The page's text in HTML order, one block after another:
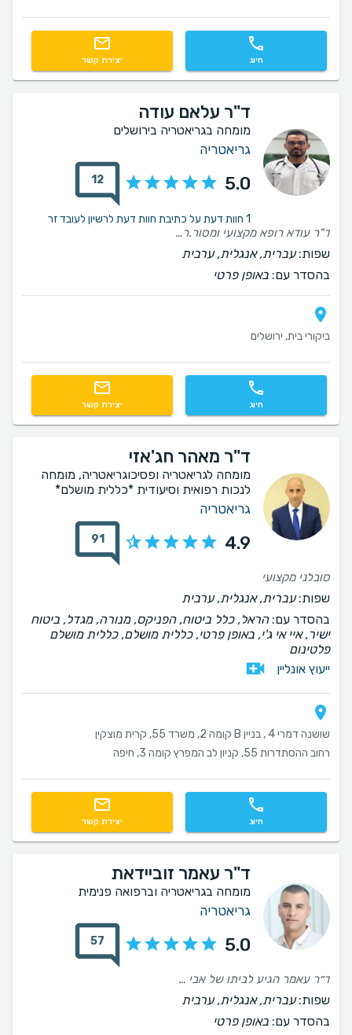
חיוג יצירת קשר
ד"ר עלאם עודה
מומחה בגריאטריה בירושלים
גריאטריה
5.0
12
1 חוות דעת על כתיבת חוות דעת לרשיון לעובד זר
ד"ר עודא רופא מקצועי ומסור.רחב לב ונדיב. מאד עזר לאמא שלנו למצא דרך להתמודד.התאים עבורה את התרופות המתאימות לה ביותר בסבלנות ואהבה.
שפות:עברית, אנגלית, ערבית
בהסדר עם: באופן פרטי
ביקורי בית, ירושלים
חיוג יצירת קשר
ד"ר מאהר חג'אזי
מומחה לגריאטריה ופסיכוגריאטריה, מומחה
לנכות רפואית וסיעודית *כללית מושלם*
גריאטריה
4.9
91
סובלני מקצועי
שפות:עברית, אנגלית, ערבית
בהסדר עם:הראל, כלל ביטוח, הפניקס, מנורה, מגדל, ביטוח
ישיר, איי אי ג'י, באופן פרטי, כללית מושלם, כללית מושלם
פלטינום
ייעוץ אונליין
שושנה דמרי 4 , בניין B קומה 2, משרד 55, קרית מוצקין
רחוב ההסתדרות 55, קניון לב המפרץ קומה 3, חיפה
חיוג יצירת קשר
ד"ר עאמר זוביידאת
מומחה בגריאטריה וברפואה פנימית
גריאטריה
5.0
57
ד״ר עאמר הגיע לביתו של אבי לאבחון, מקצוען אמיתי וברגישות מקסימלית הסביר פרט הקשיב ובעיקר עזר לנו במקרה של אבי. רב תודות על שרות מסור ואנושי מומלץ ביותר !!!!
שפות:עברית, אנגלית, ערבית
בהסדר עם: באופן פרטי